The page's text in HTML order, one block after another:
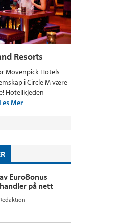
Resorts
Mövenpick Hotels
i Circle M være
Hotellkjeden
Les Mer
EuroBonus
på nett
Redaktion